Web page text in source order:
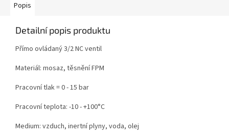
Popis
Detailní popis produktu
Přímo ovládaný 3/2 NC ventil
Materiál: mosaz, těsnění FPM
Pracovní tlak = 0 - 15 bar
Pracovní teplota: -10 - +100°C
Medium: vzduch, inertní plyny, voda, olej